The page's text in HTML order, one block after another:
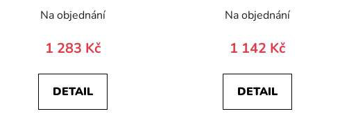
Na objednání
1 283 Kč
DETAIL
Na objednání
1 142 Kč
DETAIL